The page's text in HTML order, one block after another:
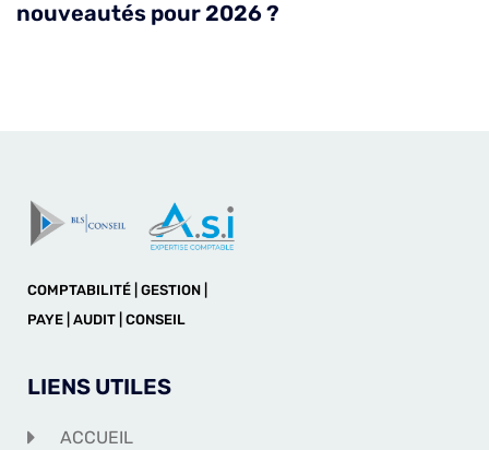
nouveautés pour 2026 ?
COMPTABILITÉ | GESTION |
PAYE | AUDIT | CONSEIL
LIENS UTILES
ACCUEIL